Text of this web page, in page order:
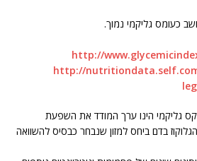
כעומס גליקמי נמוך.
http://
http://
גליקמי הינו ערך המודד את השפעת
בדם ביחס למזון שנבחר כבסיס להשוואה